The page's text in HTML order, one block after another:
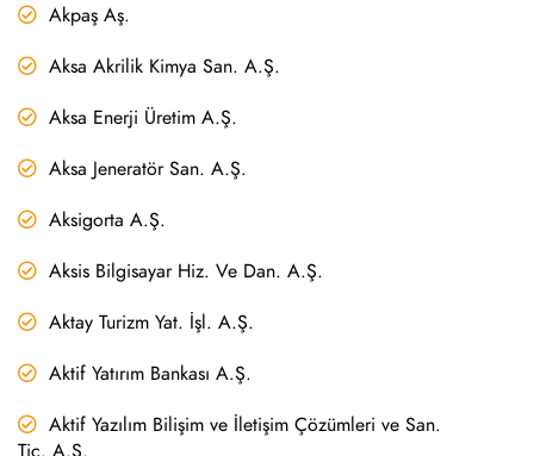
Akpaş Aş.
Aksa Akrilik Kimya San. A.Ş.
Aksa Enerji Üretim A.Ş.
Aksa Jeneratör San. A.Ş.
Aksigorta A.Ş.
Aksis Bilgisayar Hiz. Ve Dan. A.Ş.
Aktay Turizm Yat. İşl. A.Ş.
Aktif Yatırım Bankası A.Ş.
Aktif Yazılım Bilişim ve İletişim Çözümleri ve San.